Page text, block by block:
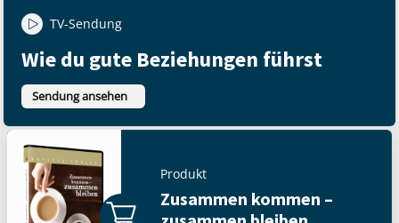
TV-Sendung
Wie du gute Beziehungen führst
Sendung ansehen
Produkt
Zusammen kommen –